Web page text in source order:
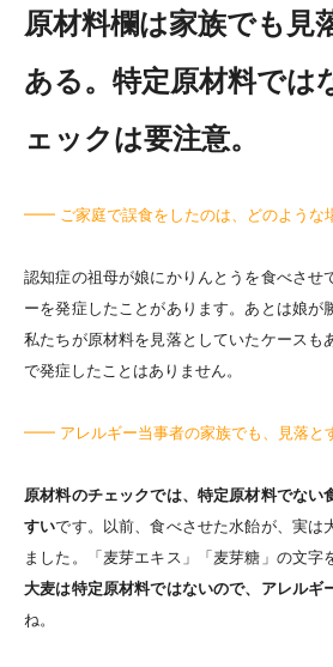
原材料欄は家族でも見
ある。特定原材料では
ェックは要注意。
━━ ご家庭で誤食をしたのは、どのような
認知症の祖母が娘にかりんとうを食べさせ
ーを発症したことがあります。あとは娘が
私たちが原材料を見落としていたケースも
で発症したことはありません。
━━ アレルギー当事者の家族でも、見落と
原材料のチェックでは、特定原材料でない
すいです。以前、食べさせた水飴が、実は
ました。「麦芽エキス」「麦芽糖」の文字
大麦は特定原材料ではないので、アレルギ
ね。